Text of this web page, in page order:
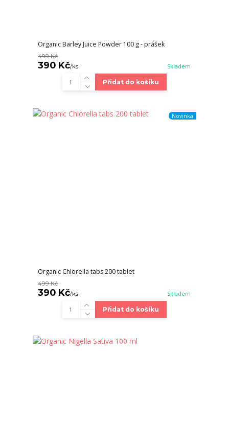
Organic Barley Juice Powder 100 g - prášek
499 Kč
390 Kč/ks Skladem
Přidat do košíku
Novinka
Organic Chlorella tabs 200 tablet
499 Kč
390 Kč/ks Skladem
Přidat do košíku